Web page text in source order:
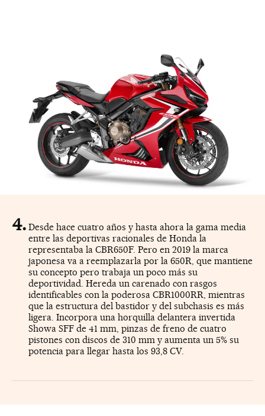
Desde hace cuatro años y hasta ahora la gama media
entre las deportivas racionales de Honda la
representaba la CBR650F. Pero en 2019 la marca
japonesa va a reemplazarla por la 650R, que mantiene
su concepto pero trabaja un poco más su
deportividad. Hereda un carenado con rasgos
identificables con la poderosa CBR1000RR, mientras
que la estructura del bastidor y del subchasis es más
ligera. Incorpora una horquilla delantera invertida
Showa SFF de 41 mm, pinzas de freno de cuatro
pistones con discos de 310 mm y aumenta un 5% su
potencia para llegar hasta los 93,8 CV.